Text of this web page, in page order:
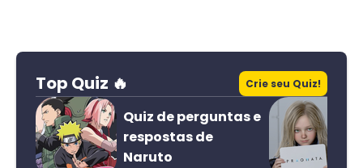
Top Quiz 🔥 Crie seu Quiz!
Quiz de perguntas e
respostas de
Naruto